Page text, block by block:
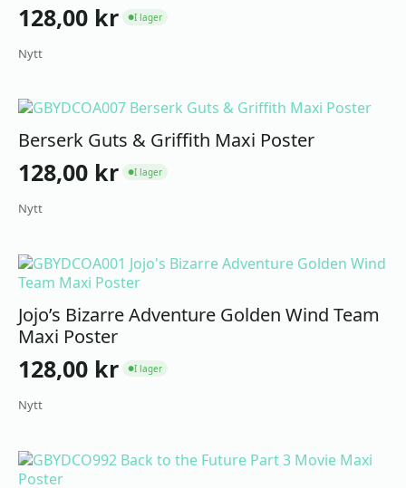
128,00 kr ●I lager
Nytt
Berserk Guts & Griffith Maxi Poster
128,00 kr ●I lager
Nytt
Jojo’s Bizarre Adventure Golden Wind Team
Maxi Poster
128,00 kr ●I lager
Nytt